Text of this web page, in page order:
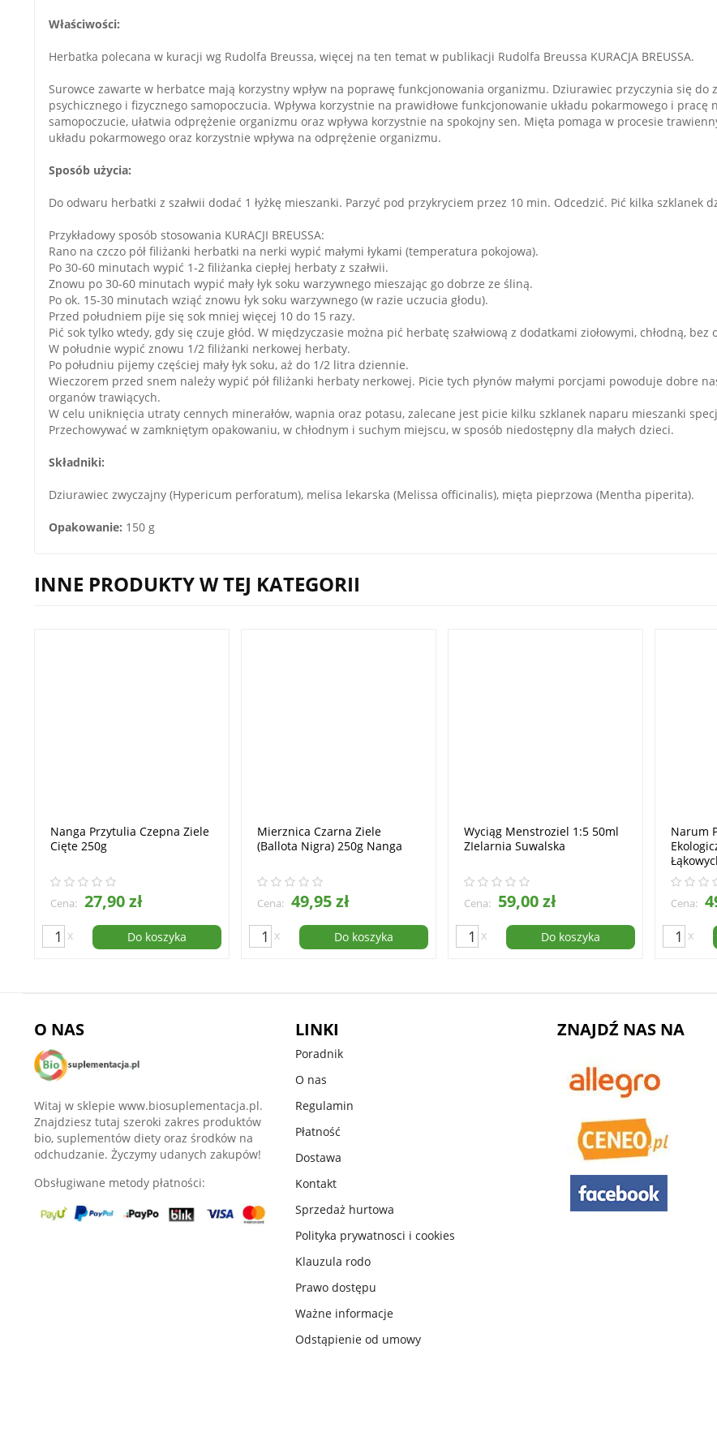
Właściwości:
Herbatka polecana w kuracji wg Rudolfa Breussa, więcej na ten temat w publikacji Rudolfa Breussa KURACJA BREUSSA.
Surowce zawarte w herbatce mają korzystny wpływ na poprawę funkcjonowania organizmu. Dziurawiec przyczynia się
psychicznego i fizycznego samopoczucia. Wpływa korzystnie na prawidłowe funkcjonowanie układu pokarmowego i
samopoczucie, ułatwia odprężenie organizmu oraz wpływa korzystnie na spokojny sen. Mięta pomaga w procesie
układu pokarmowego oraz korzystnie wpływa na odprężenie organizmu.
Sposób użycia:
Do odwaru herbatki z szałwii dodać 1 łyżkę mieszanki. Parzyć pod przykryciem przez 10 min. Odcedzić. Pić kilka szklanek
Przykładowy sposób stosowania KURACJI BREUSSA:
Rano na czczo pół filiżanki herbatki na nerki wypić małymi łykami (temperatura pokojowa).
Po 30-60 minutach wypić 1-2 filiżanka ciepłej herbaty z szałwii.
Znowu po 30-60 minutach wypić mały łyk soku warzywnego mieszając go dobrze ze śliną.
Po ok. 15-30 minutach wziąć znowu łyk soku warzywnego (w razie uczucia głodu).
Przed południem pije się sok mniej więcej 10 do 15 razy.
Pić sok tylko wtedy, gdy się czuje głód. W międzyczasie można pić herbatę szałwiową z dodatkami ziołowymi, chłodną,
W południe wypić znowu 1/2 filiżanki nerkowej herbaty.
Po południu pijemy częściej mały łyk soku, aż do 1/2 litra dziennie.
Wieczorem przed snem należy wypić pół filiżanki herbaty nerkowej. Picie tych płynów małymi porcjami powoduje dobre
organów trawiących.
W celu uniknięcia utraty cennych minerałów, wapnia oraz potasu, zalecane jest picie kilku szklanek naparu mieszanki
Przechowywać w zamkniętym opakowaniu, w chłodnym i suchym miejscu, w sposób niedostępny dla małych dzieci.
Składniki:
Dziurawiec zwyczajny (Hypericum perforatum), melisa lekarska (Melissa officinalis), mięta pieprzowa (Mentha piperita).
Opakowanie: 150 g
INNE PRODUKTY W TEJ KATEGORII
Nanga Przytulia Czepna Ziele
Cięte 250g
Cena: 27,90 zł
x Do koszyka
Mierznica Czarna Ziele
(Ballota Nigra) 250g Nanga
Cena: 49,95 zł
x Do koszyka
Wyciąg Menstroziel 1:5 50ml
ZIelarnia Suwalska
Cena: 59,00 zł
x Do koszyka
Narum
Cena:
x
O NAS
Witaj w sklepie www.biosuplementacja.pl.
Znajdziesz tutaj szeroki zakres produktów
bio, suplementów diety oraz środków na
odchudzanie. Życzymy udanych zakupów!
Obsługiwane metody płatności:
LINKI
Poradnik
O nas
Regulamin
Płatność
Dostawa
Kontakt
Sprzedaż hurtowa
Polityka prywatnosci i cookies
Klauzula rodo
Prawo dostępu
Ważne informacje
Odstąpienie od umowy
ZNAJDŹ NAS NA